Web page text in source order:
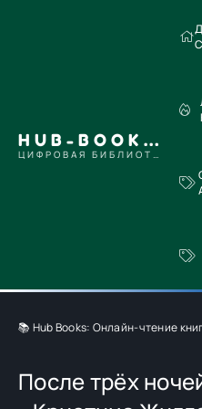
HUB-BOOKS.COM
ЦИФРОВАЯ БИБЛИОТЕКА
📚 Hub Books: Онлайн-чтение
После трёх